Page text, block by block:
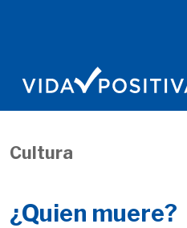
Cultura
¿Quien muere?